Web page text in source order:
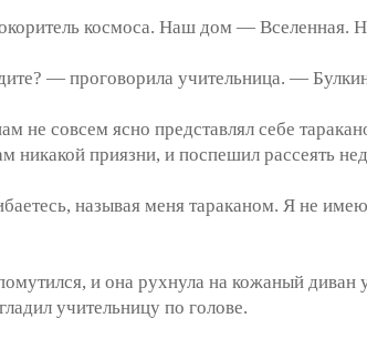
космоса. Наш дом — Вселенная.
— проговорила учительница. — Булкин
совсем ясно представлял себе
никакой приязни, и поспешил рассеять
называя меня тараканом. Я не имею
и она рухнула на кожаный диван
учительницу по голове.